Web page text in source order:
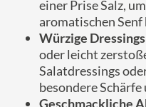
einer Prise Salz,
aromatischen
Würzige
oder leicht
Salatdressings
besondere
Geschmackliche